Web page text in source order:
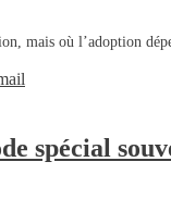
mais où l’adoption
spécial